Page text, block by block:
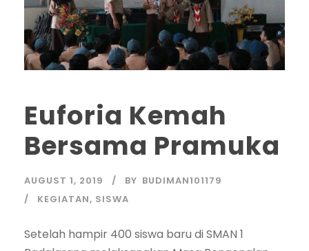
Euforia Kemah
Bersama Pramuka
AUGUST 1, 2019 BY BUDIMAN101179
KEGIATAN, SISWA
Setelah hampir 400 siswa baru di SMAN 1